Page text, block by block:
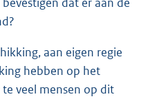
aan eigen regie
hebben op het
veel mensen op dit